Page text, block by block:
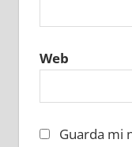
Web
Guarda mi